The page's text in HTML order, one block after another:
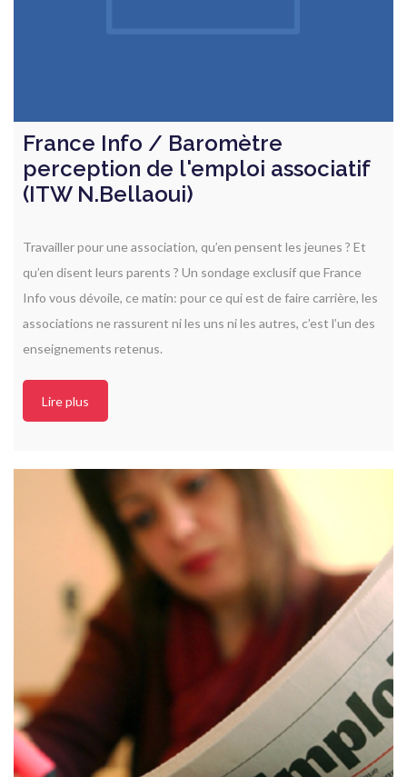
France Info / Baromètre
perception de l'emploi associatif
(ITW N.Bellaoui)
Travailler pour une association, qu’en pensent les jeunes ? Et
qu’en disent leurs parents ? Un sondage exclusif que France
Info vous dévoile, ce matin: pour ce qui est de faire carrière, les
associations ne rassurent ni les uns ni les autres, c’est l’un des
enseignements retenus.
Lire plus